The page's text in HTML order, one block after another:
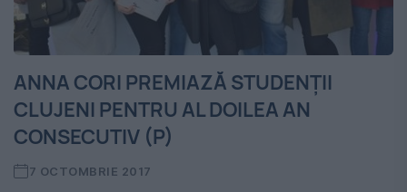
ANNA CORI PREMIAZĂ STUDENŢII
CLUJENI PENTRU AL DOILEA AN
CONSECUTIV (P)
7 OCTOMBRIE 2017